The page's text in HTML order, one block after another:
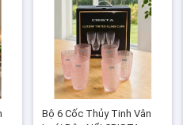
Bộ 6 Cốc Thủy Tinh Vân